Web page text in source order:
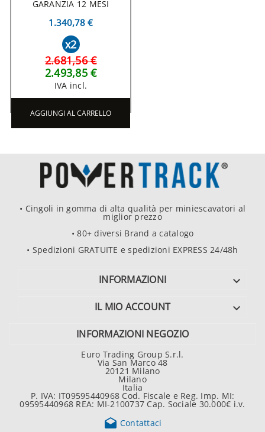
GARANZIA 12 MESI
1.340,78 €
x2
2.681,56 €
2.493,85 €
IVA incl.
AGGIUNGI AL CARRELLO
• Cingoli in gomma di alta qualità per miniescavatori al
miglior prezzo
• 80+ diversi Brand a catalogo
• Spedizioni GRATUITE e spedizioni EXPRESS 24/48h
INFORMAZIONI 
IL MIO ACCOUNT 
INFORMAZIONI NEGOZIO
Euro Trading Group S.r.l.
Via San Marco 48
20121 Milano
Milano
Italia
P. IVA: IT09595440968 Cod. Fiscale e Reg. Imp. MI:
09595440968 REA: MI-2100737 Cap. Sociale 30.000€ i.v.
 Contattaci